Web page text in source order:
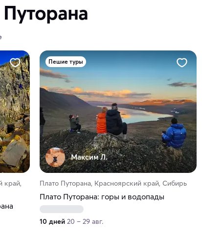
край,
Пешие туры
Максим Л.
Плато Путорана, Красноярский край, Сибирь
Плато Путорана: горы и водопады
10 дней 20 – 29 авг.